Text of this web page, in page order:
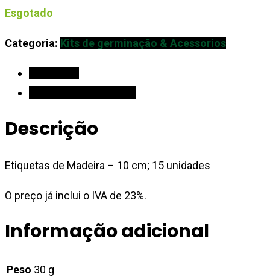
Esgotado
Categoria: Kits de germinação & Acessorios
Descrição
Etiquetas de Madeira – 10 cm; 15 unidades
O preço já inclui o IVA de 23%.
Informação adicional
Peso 30 g